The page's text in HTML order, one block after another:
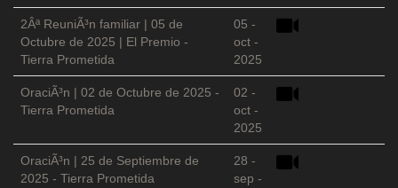
2Âª ReuniÃ³n familiar | 05 de
Octubre de 2025 | El Premio -
Tierra Prometida
05 -
oct -
2025
OraciÃ³n | 02 de Octubre de 2025 -
Tierra Prometida
02 -
oct -
2025
OraciÃ³n | 25 de Septiembre de
2025 - Tierra Prometida
28 -
sep -